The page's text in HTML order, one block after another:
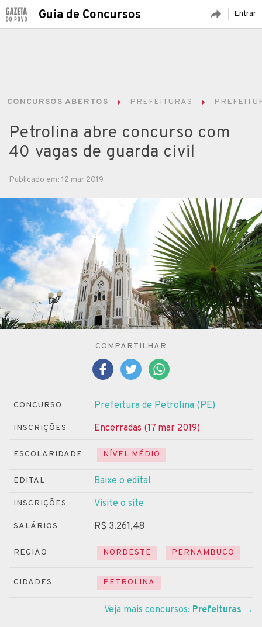
Entrar
Guia de Concursos
CONCURSOS ABERTOS PREFEITURAS
Petrolina abre concurso com
40 vagas de guarda civil
Publicado em: 12 mar 2019
COMPARTILHAR
CONCURSO Prefeitura de Petrolina (PE)
INSCRIÇÕES Encerradas (17 mar 2019)
ESCOLARIDADE NÍVEL MÉDIO
EDITAL Baixe o edital
INSCRIÇÕES Visite o site
SALÁRIOS R$ 3.261,48
REGIÃO NORDESTE PERNAMBUCO
CIDADES PETROLINA
Veja mais concursos: Prefeituras →